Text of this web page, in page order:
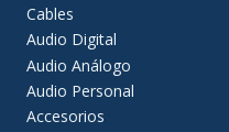
Cables
Audio Digital
Audio Análogo
Audio Personal
Accesorios